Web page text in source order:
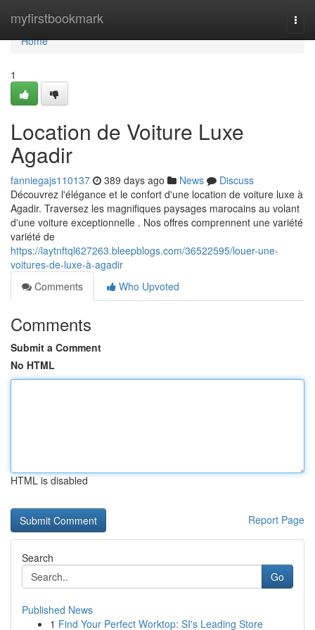
myfirstbookmark
Home
Home
1
Location de Voiture Luxe
Agadir
fanniegajs110137 389 days ago News
Discuss
Découvrez l'élégance et le confort d'une location de voiture luxe à
Agadir. Traversez les magnifiques paysages marocains au volant
d'une voiture exceptionnelle . Nos offres comprennent une variété
variété de
https://laytnftql627263.bleepblogs.com/36522595/louer-une-
voitures-de-luxe-à-agadir
Comments
Who Upvoted
Comments
Submit a Comment
No HTML
HTML is disabled
Report Page
Search
Go
Published News
1 Find Your Perfect Worktop: SI's Leading Store